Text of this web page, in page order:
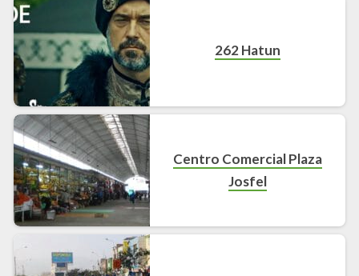
262 Hatun
Centro Comercial Plaza
Josfel